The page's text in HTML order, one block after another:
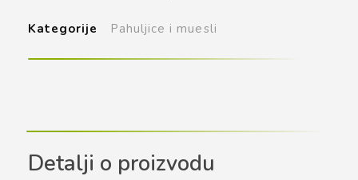
Kategorije Pahuljice i muesli
Detalji o proizvodu